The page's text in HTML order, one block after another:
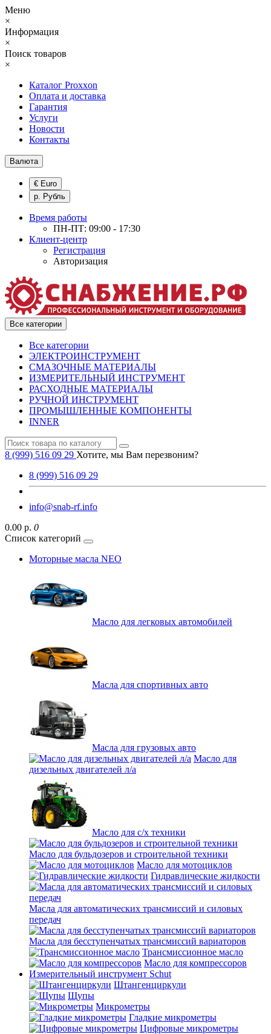
Меню
×
Информация
×
Поиск товаров
×
Каталог Proxxon
Оплата и доставка
Гарантия
Услуги
Новости
Контакты
Валюта
€ Euro
р. Рубль
Время работы
ПН-ПТ: 09:00 - 17:30
Клиент-центр
Регистрация
Авторизация
Все категории
Все категории
ЭЛЕКТРОИНСТРУМЕНТ
СМАЗОЧНЫЕ МАТЕРИАЛЫ
ИЗМЕРИТЕЛЬНЫЙ ИНСТРУМЕНТ
РАСХОДНЫЕ МАТЕРИАЛЫ
РУЧНОЙ ИНСТРУМЕНТ
ПРОМЫШЛЕННЫЕ КОМПОНЕНТЫ
INNER
8 (999) 516 09 29 Хотите, мы Вам перезвоним?
8 (999) 516 09 29
info@snab-rf.info
0.00 р. 0
Список категорий
Моторные масла NEO
Масло для легковых автомобилей
Масла для спортивных авто
Масла для грузовых авто
Масло для
дизельных двигателей л/а
Масло для с/х техники
Масло для бульдозеров и строительной техники
Масло для мотоциклов
Гидравлические жидкости
Масла для автоматических трансмиссий и силовых
передач
Масла для бесступенчатых трансмиссий вариаторов
Трансмиссионное масло
Масло для компрессоров
Измерительный инструмент Schut
Штангенциркули
Щупы
Микрометры
Гладкие микрометры
Цифровые микрометры